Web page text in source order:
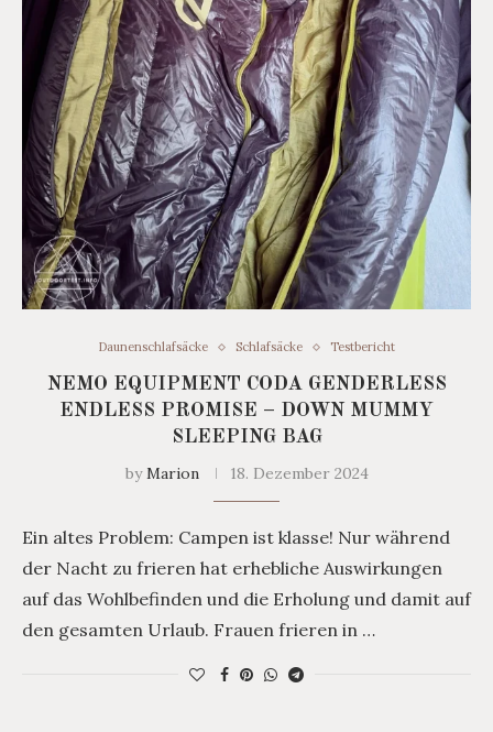
Daunenschlafsäcke Schlafsäcke Testbericht
NEMO EQUIPMENT CODA GENDERLESS
ENDLESS PROMISE – DOWN MUMMY
SLEEPING BAG
byMarion 18. Dezember 2024
Ein altes Problem: Campen ist klasse! Nur während
der Nacht zu frieren hat erhebliche Auswirkungen
auf das Wohlbefinden und die Erholung und damit auf
den gesamten Urlaub. Frauen frieren in …